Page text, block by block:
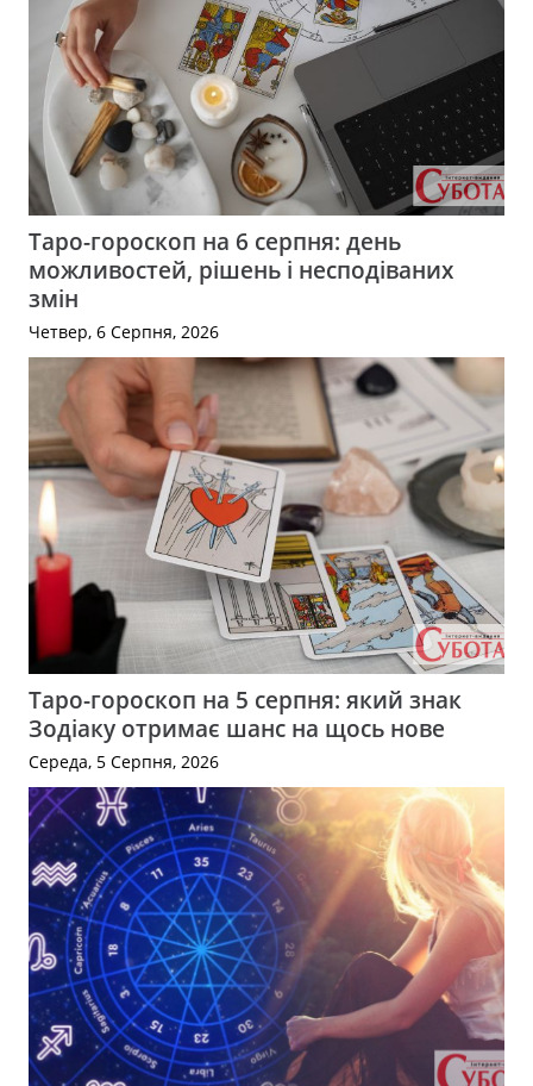
Таро-гороскоп на 6 серпня: день
можливостей, рішень і несподіваних
змін
Четвер, 6 Серпня, 2026
Таро-гороскоп на 5 серпня: який знак
Зодіаку отримає шанс на щось нове
Середа, 5 Серпня, 2026